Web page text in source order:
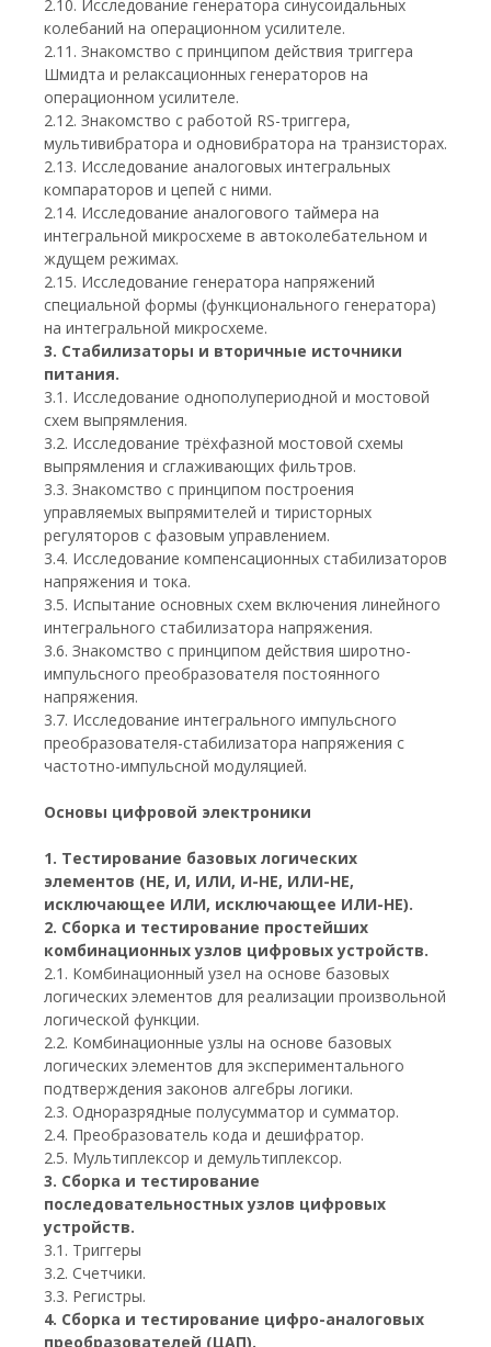
2.10. Исследование генератора синусоидальных
колебаний на операционном усилителе.
2.11. Знакомство с принципом действия триггера
Шмидта и релаксационных генераторов на
операционном усилителе.
2.12. Знакомство с работой RS-триггера,
мультивибратора и одновибратора на транзисторах.
2.13. Исследование аналоговых интегральных
компараторов и цепей с ними.
2.14. Исследование аналогового таймера на
интегральной микросхеме в автоколебательном и
ждущем режимах.
2.15. Исследование генератора напряжений
специальной формы (функционального генератора)
на интегральной микросхеме.
3. Стабилизаторы и вторичные источники
питания.
3.1. Исследование однополупериодной и мостовой
схем выпрямления.
3.2. Исследование трёхфазной мостовой схемы
выпрямления и сглаживающих фильтров.
3.3. Знакомство с принципом построения
управляемых выпрямителей и тиристорных
регуляторов с фазовым управлением.
3.4. Исследование компенсационных стабилизаторов
напряжения и тока.
3.5. Испытание основных схем включения линейного
интегрального стабилизатора напряжения.
3.6. Знакомство с принципом действия широтно-
импульсного преобразователя постоянного
напряжения.
3.7. Исследование интегрального импульсного
преобразователя-стабилизатора напряжения с
частотно-импульсной модуляцией.
Основы цифровой электроники
1. Тестирование базовых логических
элементов (НЕ, И, ИЛИ, И-НЕ, ИЛИ-НЕ,
исключающее ИЛИ, исключающее ИЛИ-НЕ).
2. Сборка и тестирование простейших
комбинационных узлов цифровых устройств.
2.1. Комбинационный узел на основе базовых
логических элементов для реализации произвольной
логической функции.
2.2. Комбинационные узлы на основе базовых
логических элементов для экспериментального
подтверждения законов алгебры логики.
2.3. Одноразрядные полусумматор и сумматор.
2.4. Преобразователь кода и дешифратор.
2.5. Мультиплексор и демультиплексор.
3. Сборка и тестирование
последовательностных узлов цифровых
устройств.
3.1. Триггеры
3.2. Счетчики.
3.3. Регистры.
4. Сборка и тестирование цифро-аналоговых
преобразователей (ЦАП).